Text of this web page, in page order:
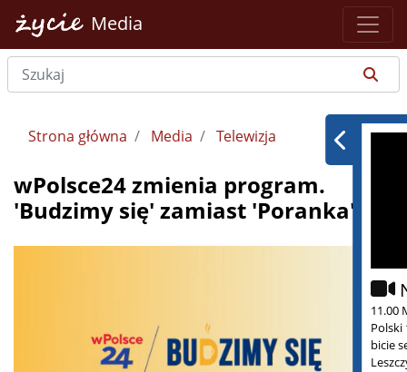
Media
11.00
Polski
bicie
Strona główna Media Telewizja
wPolsce24 zmienia program.
'Budzimy się' zamiast 'Poranka'